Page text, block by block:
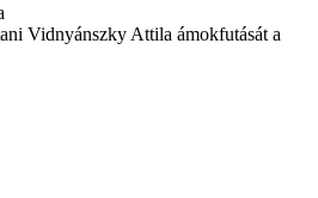
Vidnyánszky Attila ámokfutását a